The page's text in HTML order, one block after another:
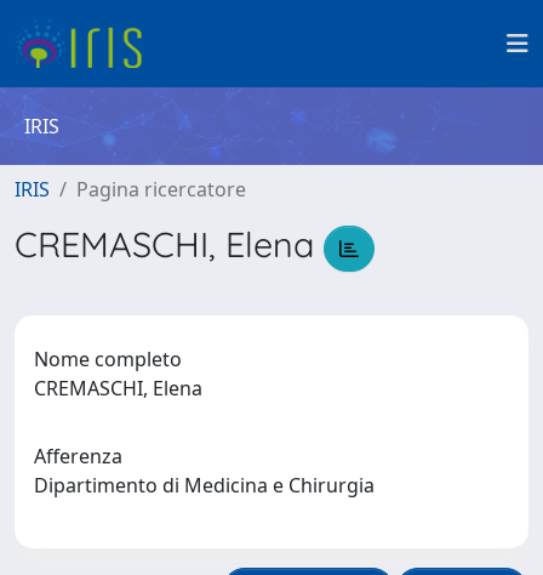
IRIS
IRIS Pagina ricercatore
CREMASCHI, Elena
Nome completo
CREMASCHI, Elena
Afferenza
Dipartimento di Medicina e Chirurgia